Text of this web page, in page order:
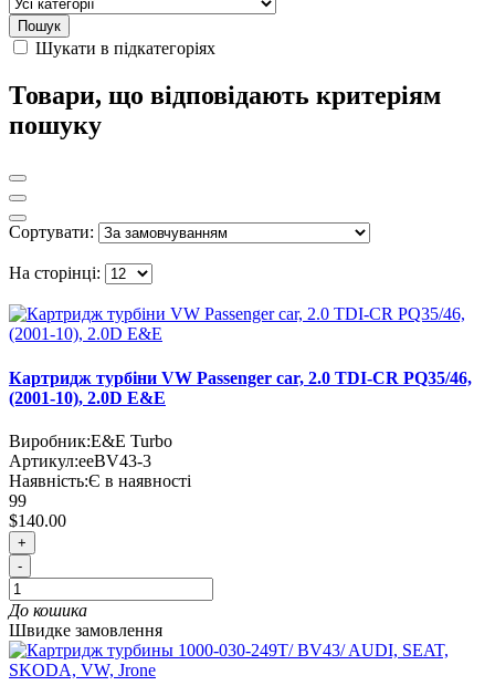
Шукати в підкатегоріях
Товари, що відповідають критеріям
пошуку
Сортувати:
На сторінці:
Картридж турбіни VW Passenger car, 2.0 TDI-CR PQ35/46,
(2001-10), 2.0D E&E
Виробник:E&E Turbo
Артикул:eeBV43-3
Наявність:Є в наявності
99
$140.00
+
-
До кошика
Швидке замовлення